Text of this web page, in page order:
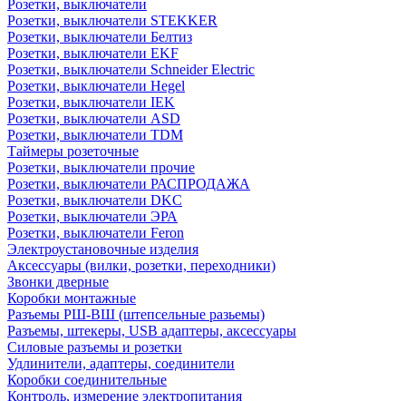
Розетки, выключатели
Розетки, выключатели STEKKER
Розетки, выключатели Белтиз
Розетки, выключатели EKF
Розетки, выключатели Schneider Electric
Розетки, выключатели Hegel
Розетки, выключатели IEK
Розетки, выключатели ASD
Розетки, выключатели TDM
Таймеры розеточные
Розетки, выключатели прочие
Розетки, выключатели РАСПРОДАЖА
Розетки, выключатели DKC
Розетки, выключатели ЭРА
Розетки, выключатели Feron
Электроустановочные изделия
Аксессуары (вилки, розетки, переходники)
Звонки дверные
Коробки монтажные
Разъемы РШ-ВШ (штепсельные разьемы)
Разъемы, штекеры, USB адаптеры, аксессуары
Силовые разъемы и розетки
Удлинители, адаптеры, соединители
Коробки соединительные
Контроль, измерение электропитания